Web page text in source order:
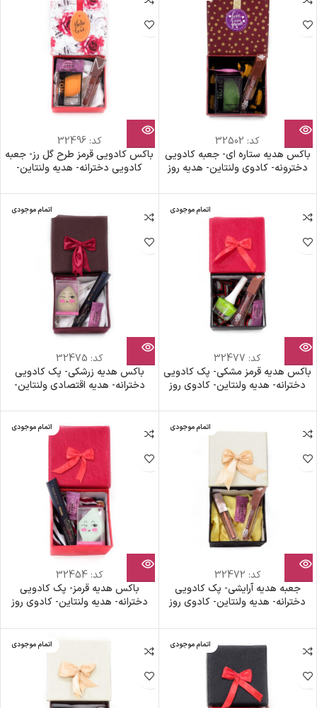
کد: 32502
باکس هدیه ستاره ای- جعبه کادویی
دخترونه- کادوی ولنتاین- هدیه روز
دخترانه
کد:32496
باکس کادویی قرمز طرح گل رز- جعبه
کادویی دخترانه- هدیه ولنتاین-
هدیه اقتصادی زیبا
اتمام موجودی
کد: 32477
باکس هدیه قرمز مشکی- پک کادویی
دخترانه- هدیه ولنتاین- کادوی روز
تولد
اتمام موجودی
کد: 32475
باکس هدیه زرشکی- پک کادویی
دخترانه- هدیه اقتصادی ولنتاین-
هدیه تولد
اتمام موجودی
کد: 32472
جعبه هدیه آرایشی- پک کادویی
دخترانه- هدیه ولنتاین- کادوی روز
اقتصادی
اتمام موجودی
کد:32454
باکس هدیه قرمز- پک کادویی
دخترانه- هدیه ولنتاین- کادوی روز
اقتصادی
اتمام موجودی اتمام موجودی